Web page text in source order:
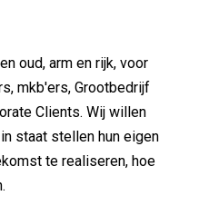
oud, arm en rijk, voor
mkb'ers, Grootbedrijf
Clients. Wij willen
staat stellen hun eigen
te realiseren, hoe